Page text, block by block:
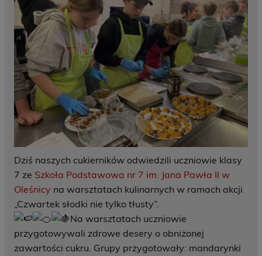
Dziś naszych cukierników odwiedzili uczniowie klasy
7 ze Szkoła Podstawowa nr 7 im. Jana Pawła II w
Oleśnicy na warsztatach kulinarnych w ramach akcji
„Czwartek słodki nie tylko tłusty”.
Na warsztatach uczniowie
przygotowywali zdrowe desery o obniżonej
zawartości cukru. Grupy przygotowały: mandarynki